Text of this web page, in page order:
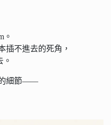
。
插不進去的死角，
的細節——